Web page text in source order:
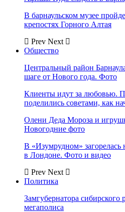
В барнаульском музее
крепостях Горного Алтая
Prev Next
Общество
Центральный район
шаге от Нового года. Фото
Клиенты идут за любовью.
поделились советами, как
Олени Деда Мороза и
Новогодние фото
В «Изумрудном» загорелась
в Лондоне. Фото и видео
Prev Next
Политика
Замгубернатора сибирского
мегаполиса